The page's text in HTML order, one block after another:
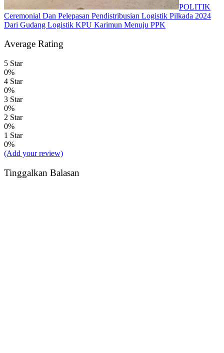
POLITIK
Ceremonial Dan Pelepasan Pendistribusian Logistik Pilkada 2024
Dari Gudang Logistik KPU Karimun Menuju PPK
Average Rating
5 Star
0%
4 Star
0%
3 Star
0%
2 Star
0%
1 Star
0%
(Add your review)
Tinggalkan Balasan